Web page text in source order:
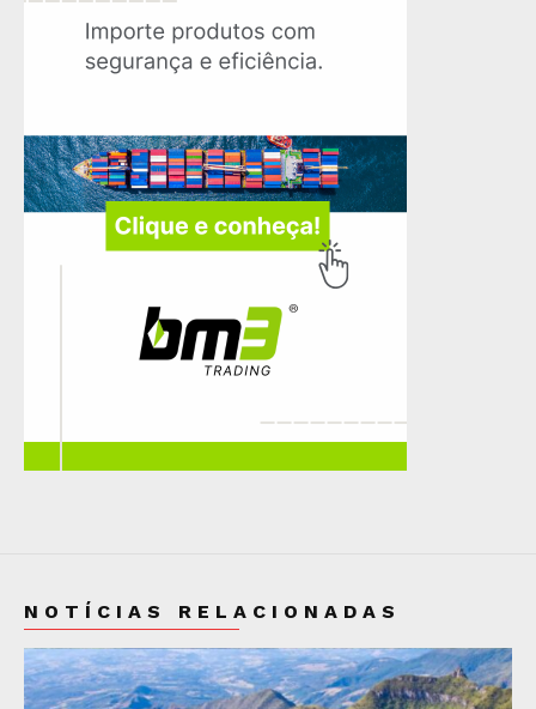
NOTÍCIAS RELACIONADAS